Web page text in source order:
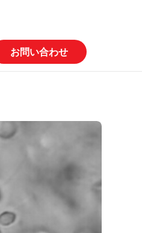
お問い合わせ